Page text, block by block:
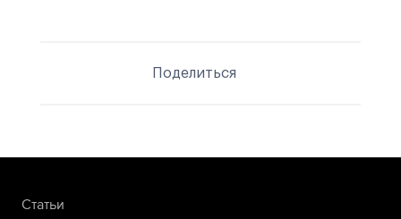
Поделиться
Статьи